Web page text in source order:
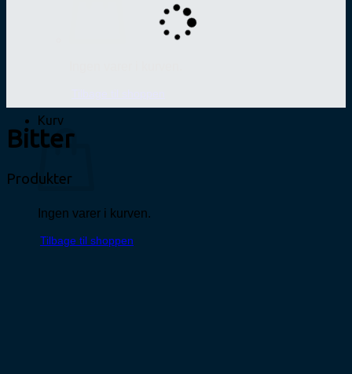
Kurv
Ingen varer i kurven.
Tilbage til shoppen
Bitter
Produkter